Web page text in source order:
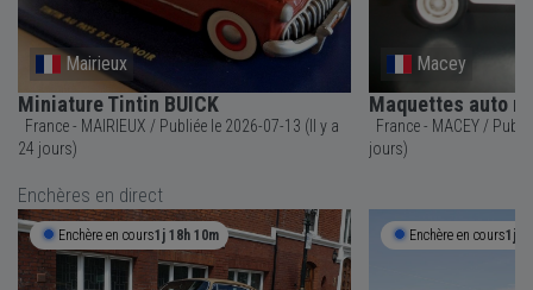
Mairieux
Miniature Tintin BUICK
France - MAIRIEUX / Publiée le 2026-07-13 (Il y a
24 jours)
Macey
Maquettes auto
France - MACEY / Publiée le 2026-07-23 (Il y a 14
jours)
Enchères en direct
Enchère en cours1j 18h 10m Enchère en cours1j